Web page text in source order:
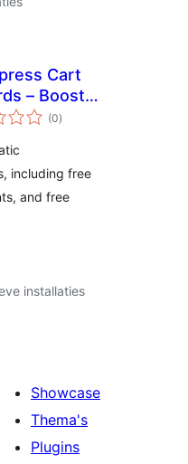
Cart
– Boost
(0totaal
waarderingen
)
including free
and free
installaties
Showcase
Thema's
Plugins